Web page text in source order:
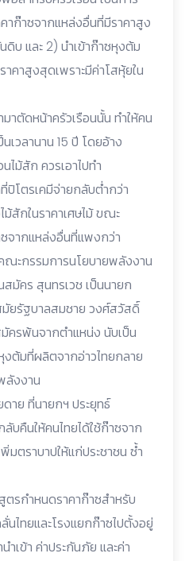
าก๊าซจากแหล่งอื่นที่มีราคาสูง
บ และ 2) นำเข้าก๊าซหุงต้ม
าคาสูงสุดเพราะมีค่าโสหุ้ยใน
าตัดหน้าครัวเรือนนั้น ทำให้คน
เวลานาน 15 ปี โดยอ้าง
ไม้สัก ควรเอาไปทำ
โตรเคมีจ่ายกลับต่ำกว่า
สักในราคาเศษไม้ ขณะ
จากแหล่งอื่นที่แพงกว่า
ณะกรรมการนโยบายพลังงาน
คร สุนทรเวช เป็นนายก
มัยรัฐบาลสมชาย วงศ์สวัสดิ์
รพ้นจากตำแหน่ง นับเป็น
ต้มที่ผลิตจากอ่าวไทยกลาย
ลังงาน
าย ที่นายกฯ ประยุทธ์
บคืนให้คนไทยได้ใช้ก๊าซจาก
มตราบาปให้แก่ประชาชน ซ้ำ
ตรกำหนดราคาก๊าซสำหรับ
นไทยและโรงแยกก๊าซไปตั้งอยู่
ำเข้า ค่าประกันภัย และค่า